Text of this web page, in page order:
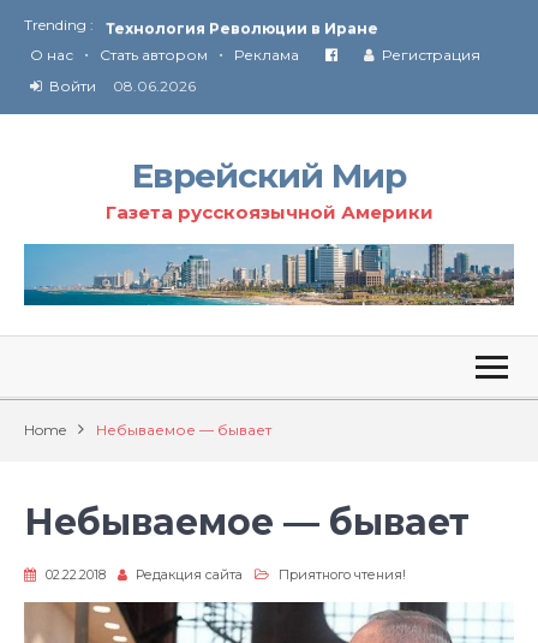
Trending :
Технология Революции в Иране
От Ирана до Ливана и Газы
О нас • Стать автором • Реклама
Регистрация
Войти
08.06.2026
Еврейский Мир
Газета русскоязычной Америки
Home Небываемое — бывает
Небываемое — бывает
02.22.2018 Редакция сайта Приятного чтения!